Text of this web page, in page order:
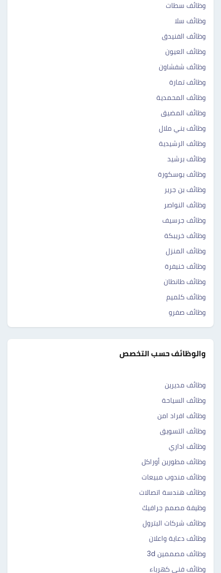
وظائف سطات ‎ ‎‎
وظائف سلا ‎‎
وظائف الفنيدق ‎‎
وظائف العيون ‎‎
وظائف شفشاون ‎‎
وظائف تمارة ‎‎
وظائف المحمدية ‎ ‎‎
وظائف المضيق ‎‎
وظائف بني ملال ‎‎
وظائف الرشيدية ‎‎
وظائف برشيد ‎ ‎‎
وظائف بوسكورة ‎ ‎‎
وظائف بن جرير ‎‎
وظائف النواصر ‎ ‎‎
وظائف جرسيف ‎‎
وظائف خريبكة ‎‎
وظائف المنزل ‎‎
وظائف خنيفرة ‎‎
وظائف طانطان ‎‎
وظائف كلميم ‎‎
وظائف صفرو ‎‎
والوظائف حسب التخصص
وظائف مديرين
وظائف السياحة
وظائف افراد امن
وظائف التسويق
وظائف اداري
وظائف مطورين أوراكل
وظائف مندوب مبيعات
وظائف هندسة اتصالات
وظيفة مصمم جرافيك
وظائف شركات البترول
وظائف دعاية واعلان
وظائف مصممين 3d
وظائف فني كهرباء